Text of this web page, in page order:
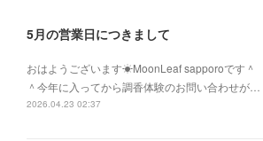
5月の営業日につきまして
おはようございます☀MoonLeaf sapporoです＾
＾今年に入ってから調香体験のお問い合わせが…
2026.04.23 02:37